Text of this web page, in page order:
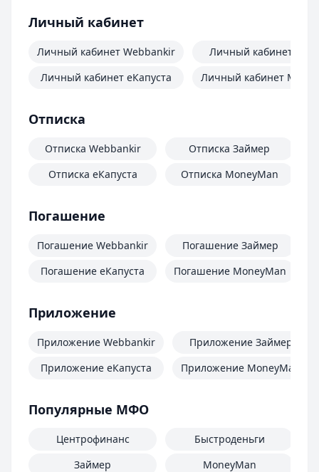
Личный кабинет
Личный кабинет Webbankir
Личный кабинет еКапуста
Личный кабинет
Личный кабинет
Отписка
Отписка Webbankir
Отписка еКапуста
Отписка Займер
Отписка MoneyMan
Погашение
Погашение Webbankir
Погашение еКапуста
Погашение Займер
Погашение MoneyMan
Приложение
Приложение Webbankir
Приложение еКапуста
Приложение Займер
Приложение MoneyMan
Популярные МФО
Центрофинанс
Займер
Быстроденьги
MoneyMan